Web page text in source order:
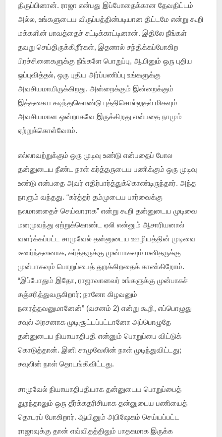
திருப்பினான். ராஜா என்பது இப்போதைக்கான தேவதிட்டம்
அல்ல, உங்களுடைய விருப்பத்தின்படியான திட்டமே என்று கூறி
மக்களின் பாவத்தைச் சுட்டிக்காட்டினான். இதிலே நீங்கள்
தவறு செய்திருக்கிறீர்கள், இதனால் சந்திக்கப்போகிற
பிரச்சினைகளுக்கு நீங்களே பொறுப்பு, ஆயினும் ஒரு புதிய
ஒப்புவித்தல், ஒரு புதிய அர்ப்பணிப்பு உங்களுக்கு
அவசியமாயிருக்கிறது. அன்றைக்கும் இன்றைக்கும்
இத்தகைய கடிந்துகொண்டு புத்திசொல்லுதல் மிகவும்
அவசியமான ஒன்றாகவே இருக்கிறது என்பதை நாமும்
ஏற்றுக்கொள்வோம்.
எல்லாவற்றுக்கும் ஒரு முடிவு உண்டு என்பதைப் போல
தன்னுடைய நீண்ட நாள் கர்த்தருடைய பணிக்கும் ஒரு முடிவு
உண்டு என்பதை அவர் எதிர்பார்த்துக்கொண்டிருந்தார். அந்த
நாளும் வந்தது. “கர்த்தர் தம்முடைய பார்வைக்கு
நலமானதைச் செய்வாராக” என்று கூறி தன்னுடைய முடிவை
மனமுவந்து ஏற்றுக்கொண்ட ஏலி என்னும் ஆசாரியனால்
வளர்க்கப்பட்ட சாமுவேல் தன்னுடைய ஊழியத்தின் முடிவை
உணர்ந்தவனாக, கர்த்தருக்கு முன்பாகவும் மனிதருக்கு
முன்பாகவும் பொறுப்பைத் துறக்கிறதைக் காண்கிறோம்.
“இப்போதும் இதோ, ராஜாவானவர் உங்களுக்கு முன்பாகச்
சஞ்சரித்துவருகிறார்; நானோ கிழவனும்
நரைத்தவனுமானேன்” (வசனம் 2) என்று கூறி, எப்பொழுது
சவுல் அரசனாக முடிசூட்டப்பட்டானோ அப்பொழுதே
தன்னுடைய நியாயாதிபதி என்னும் பொறுப்பை விட்டுக்
கொடுத்தான். இனி சாமுவேலின் நாள் முடிந்துவிட்டது;
சவுலின் நாள் தொடங்கிவிட்டது.
சாமுவேல் நியாயாதிபதியாக தன்னுடைய பொறுப்பைத்
துறந்தாலும் ஒரு தீர்க்கதரிசியாக தன்னுடைய பணியைத்
தொடரப் போகிறார். ஆயினும் அபிஷேகம் செய்யப்பட்ட
ராஜாவுக்கு தான் எவ்விதத்திலும் பாதகமாக இருக்க